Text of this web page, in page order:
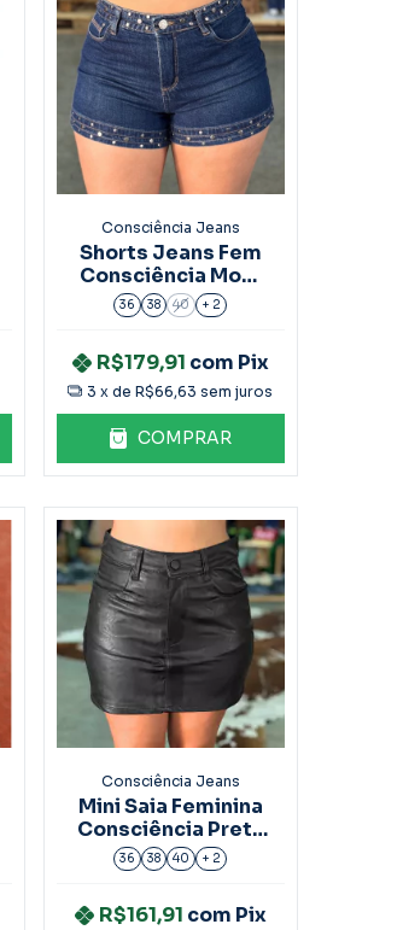
Consciência Jeans
Shorts Jeans Fem
Consciência Mom
Ref.24820
36 38 40 + 2
R$179,91 com Pix
3 x deR$66,63 sem juros
COMPRAR
Consciência Jeans
Mini Saia Feminina
Consciência Preta
Ref.26290
36 38 40 + 2
R$161,91 com Pix